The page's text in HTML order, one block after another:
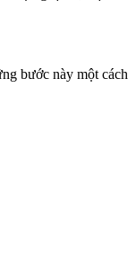
bước này một cách